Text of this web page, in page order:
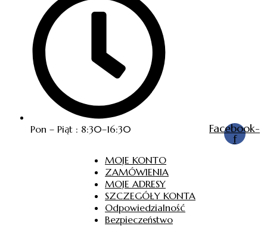
Pon – Piąt : 8:30–16:30 Facebook-
f
MOJE KONTO
ZAMÓWIENIA
MOJE ADRESY
SZCZEGÓŁY KONTA
Odpowiedzialność
Bezpieczeństwo